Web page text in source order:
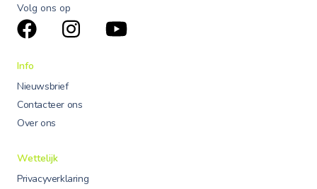
Volg ons op
Info
Nieuwsbrief
Contacteer ons
Over ons
Wettelijk
Privacyverklaring